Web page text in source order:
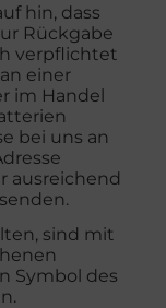
hin, dass
Rückgabe
verpflichtet
einer
im Handel
bei uns an
ausreichend
sind mit
Symbol des